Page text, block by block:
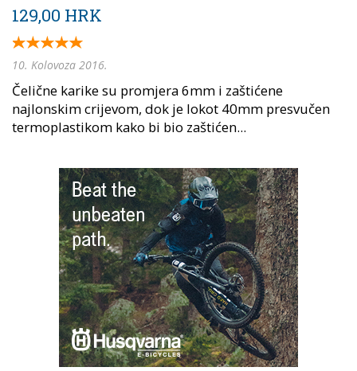
129,00 HRK
10. Kolovoza 2016.
Čelične karike su promjera 6mm i zaštićene
najlonskim crijevom, dok je lokot 40mm presvučen
termoplastikom kako bi bio zaštićen...